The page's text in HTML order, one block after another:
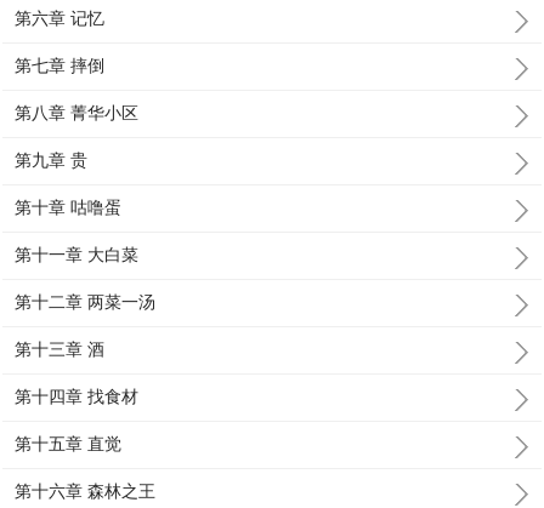
第六章 记忆
第七章 摔倒
第八章 菁华小区
第九章 贵
第十章 咕噜蛋
第十一章 大白菜
第十二章 两菜一汤
第十三章 酒
第十四章 找食材
第十五章 直觉
第十六章 森林之王